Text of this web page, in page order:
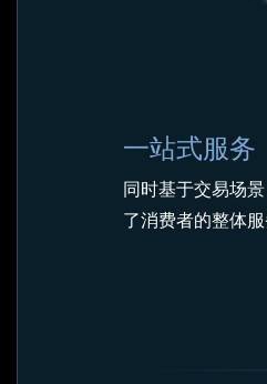
一站式服务
同时基于交易场
了消费者的整体服